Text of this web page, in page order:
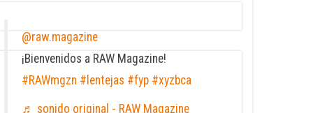
@raw.magazine
¡Bienvenidos a RAW Magazine!
#RAWmgzn #lentejas #fyp #xyzbca
♬ sonido original - RAW Magazine